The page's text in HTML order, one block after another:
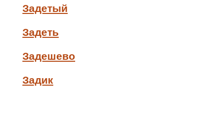
Задетый
Задеть
Задешево
Задик